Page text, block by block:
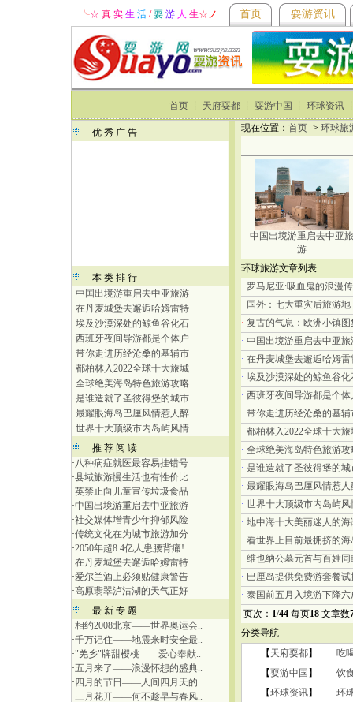
╰☆ 真 实 生 活 /耍 游人 生☆ ノ 首页 耍游资讯
首页 ┊ 天府耍都 ┊ 耍游中国 ┊ 环球资讯
优 秀 广 告
本 类 排 行
·中国出境游重启去中亚旅游
·在丹麦城堡去邂逅哈姆雷特
·埃及沙漠深处的鲸鱼谷化石
·西班牙夜间导游都是个体户
·带你走进历经沧桑的基辅市
·都柏林入2022全球十大旅城
·全球绝美海岛特色旅游攻略
·是谁造就了圣彼得堡的城市
·最耀眼海岛巴厘风情惹人醉
·世界十大顶级市内岛屿风情
推 荐 阅 读
·八种病症就医最容易挂错号
·县域旅游慢生活也有性价比
·英禁止向儿童宣传垃圾食品
·中国出境游重启去中亚旅游
·社交媒体增青少年抑郁风险
·传统文化在为城市旅游加分
·2050年超8.4亿人患腰背痛!
·在丹麦城堡去邂逅哈姆雷特
·爱尔兰酒上必须贴健康警告
·高原翡翠泸沽湖的天气正好
最 新 专 题
·相约2008北京——世界奥运会..
·千万记住——地震来时安全最..
·"羌乡"牌甜樱桃——爱心奉献..
·五月来了——浪漫怀想的盛典..
· 四月的节日——人间四月天的..
·三月花开——何不趁早与春风..
现在位置： 首页 -> 环球旅
中国出境游重启去中亚旅
游
环球旅游文章列表
· 罗马尼亚:吸血鬼的浪漫
· 国外：七大重灾后旅游地
· 复古的气息：欧洲小镇图
· 中国出境游重启去中亚旅
· 在丹麦城堡去邂逅哈姆雷
· 埃及沙漠深处的鲸鱼谷化
· 西班牙夜间导游都是个体
· 带你走进历经沧桑的基辅
· 都柏林入2022全球十大旅
· 全球绝美海岛特色旅游攻
· 是谁造就了圣彼得堡的城
· 最耀眼海岛巴厘风情惹人
· 世界十大顶级市内岛屿风
· 地中海十大美丽迷人的海
· 看世界上目前最拥挤的海
· 维也纳公墓元首与百姓同
· 巴厘岛提供免费游套餐试
· 泰国前五月入境游下降六
页次： 1/44 每页18 文章数
分类导航
【 天府耍都】
吃
【耍游中国 】
饮
【环球资讯】
环